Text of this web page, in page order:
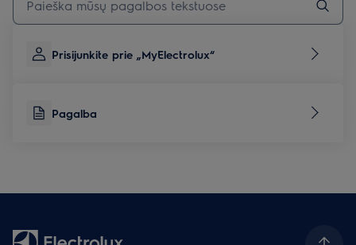
Prisijunkite prie „MyElectrolux“
Pagalba